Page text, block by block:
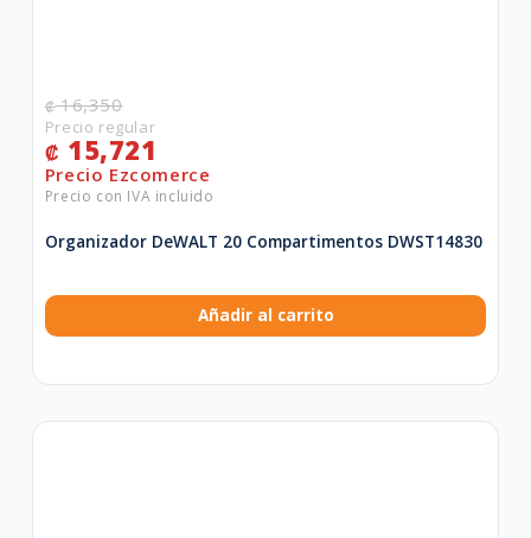
₡16,350
₡ 15,721
Organizador DeWALT 20 Compartimentos DWST14830
Añadir al carrito